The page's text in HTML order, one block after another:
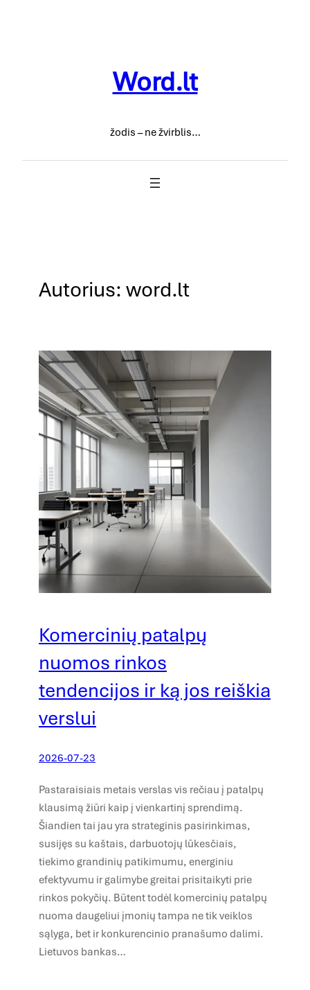
Word.lt
žodis – ne žvirblis…
Autorius: word.lt
Komercinių patalpų
nuomos rinkos
tendencijos ir ką jos reiškia
verslui
2026-07-23
Pastaraisiais metais verslas vis rečiau į patalpų
klausimą žiūri kaip į vienkartinį sprendimą.
Šiandien tai jau yra strateginis pasirinkimas,
susijęs su kaštais, darbuotojų lūkesčiais,
tiekimo grandinių patikimumu, energiniu
efektyvumu ir galimybe greitai prisitaikyti prie
rinkos pokyčių. Būtent todėl komercinių patalpų
nuoma daugeliui įmonių tampa ne tik veiklos
sąlyga, bet ir konkurencinio pranašumo dalimi.
Lietuvos bankas…